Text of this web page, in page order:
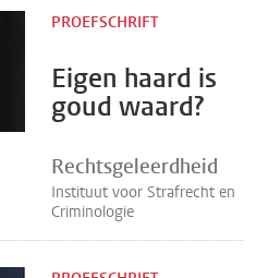
Eigen haard is
goud waard?
PROEFSCHRIFT
Rechtsgeleerdheid
Instituut voor Strafrecht en
Criminologie